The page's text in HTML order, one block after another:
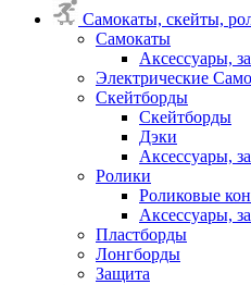
Самокаты, скейты,
Самокаты
Аксессуары,
Электрические
Скейтборды
Скейтборды
Дэки
Аксессуары,
Ролики
Роликовые
Аксессуары,
Пластборды
Лонгборды
Защита